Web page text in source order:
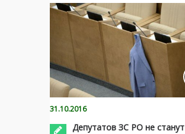
31.10.2016
Депутатов ЗС РО не станут